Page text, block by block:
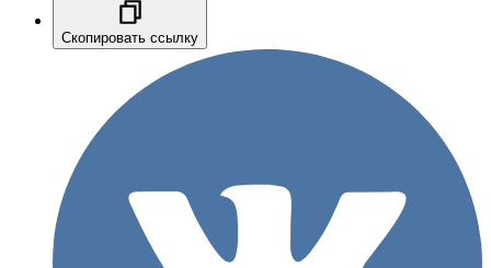
Скопировать ссылку